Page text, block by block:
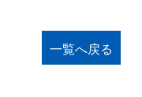
一覧へ戻る